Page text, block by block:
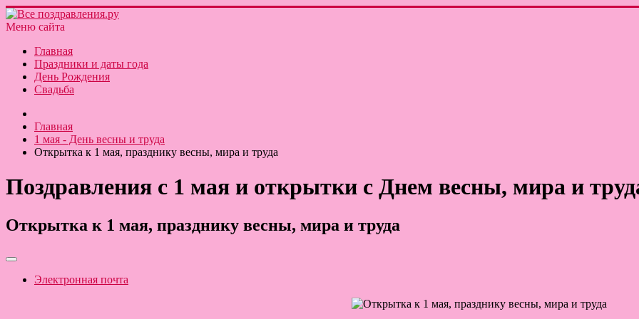
Меню сайта
Главная
Праздники и даты года
День Рождения
Свадьба
Главная
1 мая - День весны и труда
Открытка к 1 мая, празднику весны, мира и труда
Поздравления с 1 мая и открытки с Днем весны, мира и
Открытка к 1 мая, празднику весны, мира и труда
Электронная почта